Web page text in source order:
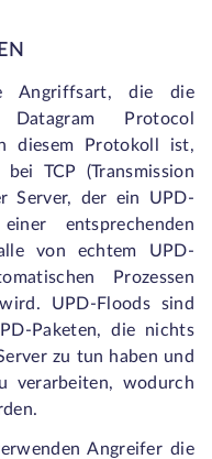
Angriffsart, die die
Protocol
diesem Protokoll ist,
TCP (Transmission
Server, der ein UPD-
entsprechenden
von echtem UPD-
Prozessen
UPD-Floods sind
Paketen, die nichts
zu tun haben und
verarbeiten, wodurch
Angreifer die